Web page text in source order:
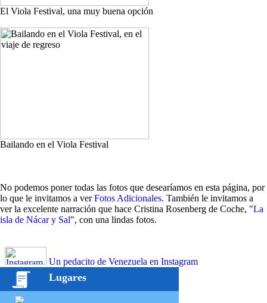
El Viola Festival, una muy buena opción
Bailando en el Viola Festival
No podemos poner todas las fotos que desearíamos en esta página, por
lo que le invitamos a verFotos Adicionales. También le invitamos a
ver la excelente narración que hace Cristina Rosenberg de Coche, "La
isla de Nácar y Sal", con una lindas fotos.
Un pedacito de Venezuela en Instagram
Lugares